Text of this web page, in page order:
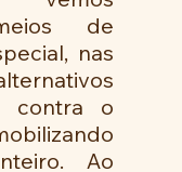
de
nas
contra o
Ao